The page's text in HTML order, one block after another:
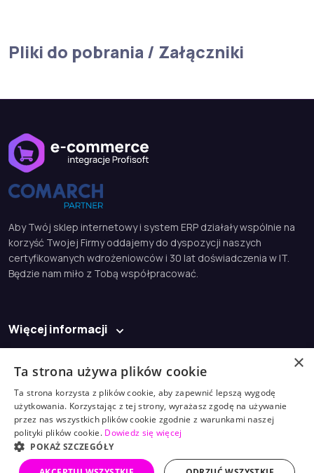
Pliki do pobrania / Załączniki
Aby Twój sklep internetowy i system ERP działały wspólnie na
korzyść Twojej Firmy oddajemy do dyspozycji naszych
certyfikowanych wdrożeniowców i 30 lat doświadczenia w IT.
Będzie nam miło z Tobą współpracować.
Więcej informacji
Kontakt
biuro@profisoft.pl
(61) 868 98 30
×
Ta strona używa plików cookie
Ta strona korzysta z plików cookie, aby zapewnić lepszą wygodę
użytkowania. Korzystając z tej strony, wyrażasz zgodę na używanie
przez nas wszystkich plików cookie zgodnie z warunkami naszej
polityki plików cookie. Dowiedz się więcej
POKAŻ SZCZEGÓŁY